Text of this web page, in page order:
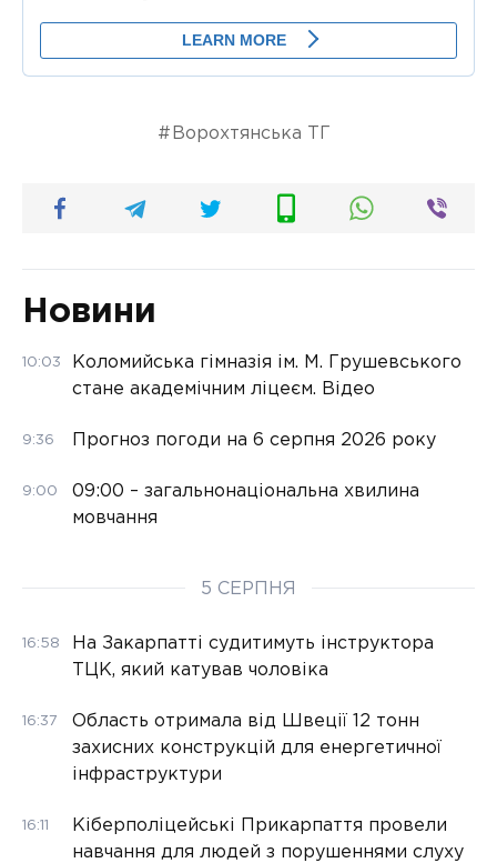
Ворохтянська ТГ
Новини
10:03
Коломийська гімназія ім. М. Грушевського
стане академічним ліцеєм. Відео
9:36 Прогноз погоди на 6 серпня 2026 року
9:00
09:00 – загальнонаціональна хвилина
мовчання
5 СЕРПНЯ
16:58
На Закарпатті судитимуть інструктора
ТЦК, який катував чоловіка
16:37
Область отримала від Швеції 12 тонн
захисних конструкцій для енергетичної
інфраструктури
16:11
Кіберполіцейські Прикарпаття провели
навчання для людей з порушеннями слуху